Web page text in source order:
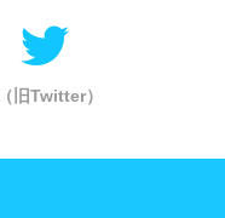
旧Twitter）